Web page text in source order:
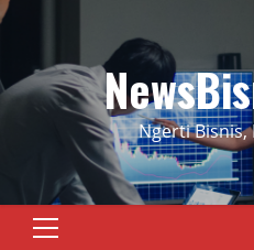
Skip
content
Ngerti Bisnis,
Primary